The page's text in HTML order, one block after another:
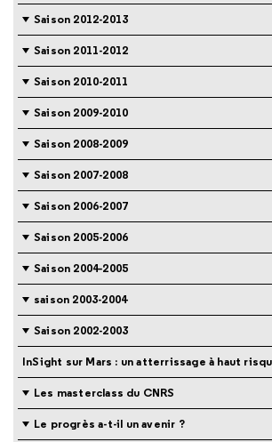
Saison 2012-2013
Saison 2011-2012
Saison 2010-2011
Saison 2009-2010
Saison 2008-2009
Saison 2007-2008
Saison 2006-2007
Saison 2005-2006
Saison 2004-2005
saison 2003-2004
Saison 2002-2003
InSight sur Mars : un atterrissage à haut
Les masterclass du CNRS
Le progrès a-t-il un avenir ?